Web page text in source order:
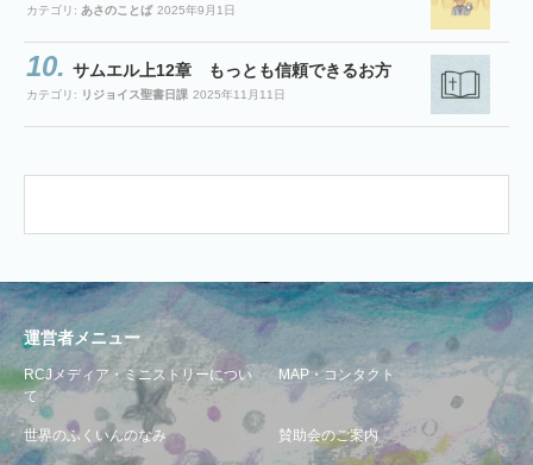
カテゴリ: あさのことば 2025年9月1日
サムエル上12章 もっとも信頼できるお方
カテゴリ: リジョイス聖書日課 2025年11月11日
運営者メニュー
RCJメディア・ミニストリーについ
て
MAP・コンタクト
世界のふくいんのなみ 賛助会のご案内